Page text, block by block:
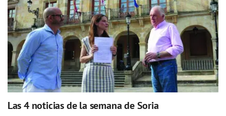
Las 4 noticias de la semana de Soria